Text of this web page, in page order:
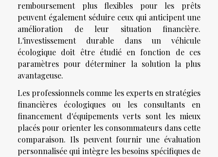
remboursement plus flexibles pour les prêts
peuvent également séduire ceux qui anticipent une
amélioration de leur situation financière.
L'investissement durable dans un véhicule
écologique doit être étudié en fonction de ces
paramètres pour déterminer la solution la plus
avantageuse.
Les professionnels comme les experts en stratégies
financières écologiques ou les consultants en
financement d'équipements verts sont les mieux
placés pour orienter les consommateurs dans cette
comparaison. Ils peuvent fournir une évaluation
personnalisée qui intègre les besoins spécifiques de